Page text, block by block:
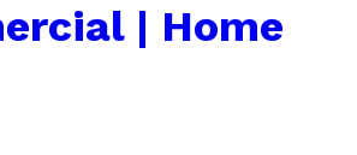
| Home